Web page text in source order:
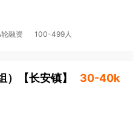
融资 100-499人
【长安镇】 30-40k